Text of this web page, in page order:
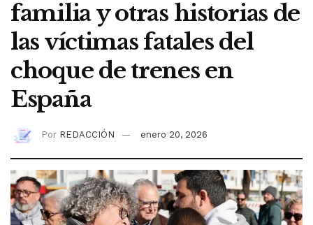
familia y otras historias de
las víctimas fatales del
choque de trenes en
España
Por REDACCIÓN enero 20, 2026